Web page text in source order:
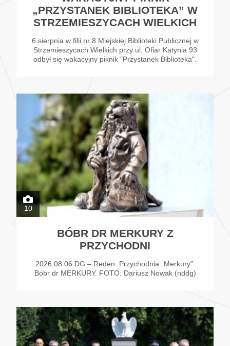
„PRZYSTANEK BIBLIOTEKA” W
STRZEMIESZYCACH WIELKICH
6 sierpnia w filii nr 8 Miejskiej Biblioteki Publicznej w
Strzemieszycach Wielkich przy ul. Ofiar Katynia 93
odbył się wakacyjny piknik "Przystanek Biblioteka".
10
BÓBR DR MERKURY Z
PRZYCHODNI
2026.08.06 DG – Reden. Przychodnia „Merkury”.
Bóbr dr MERKURY. FOTO: Dariusz Nowak (nddg)